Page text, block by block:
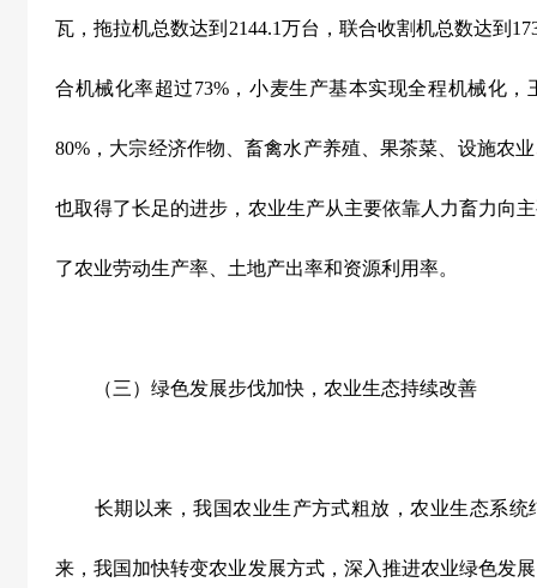
瓦，拖拉机总数达到 2144.1万台，联合收割机总数达到
合机械化率超过73%，小麦生产基本实现全程机械化，
80% ，大宗经济作物、畜禽水产养殖、果茶菜、设施农
也取得了长足的进步，农业生产从主要依靠人力畜力向
了农业劳动生产率、土地产出率和资源利用率。
（三）绿色发展步伐加快，农业生态持续改善
长期以来，我国农业生产方式粗放，农业生态系统
来，我国加快转变农业发展方式，深入推进农业绿色发